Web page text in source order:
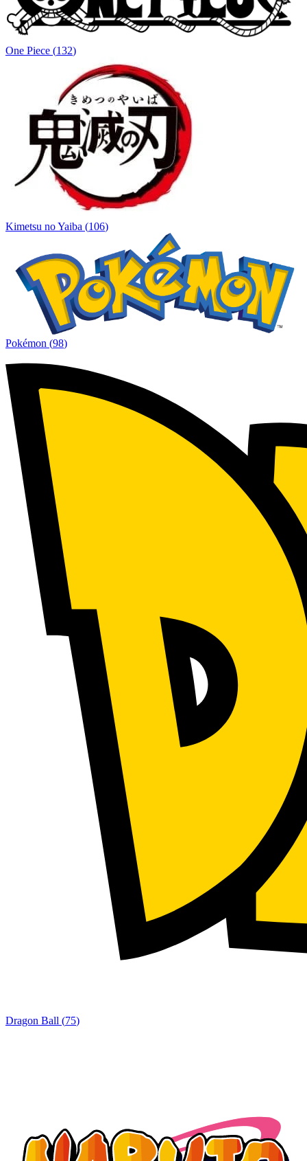
One Piece (132)
Kimetsu no Yaiba (106)
Pokémon (98)
Dragon Ball (75)